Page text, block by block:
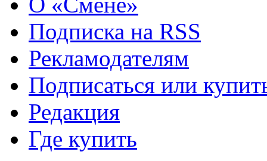
Подписка на RSS
Рекламодателям
Подписаться или
Редакция
Где купить